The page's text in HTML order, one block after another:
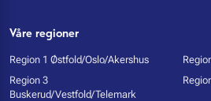
Våre regioner
Region 1 Østfold/Oslo/Akershus
Region 3
Buskerud/Vestfold/Telemark